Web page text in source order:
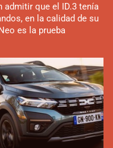
admitir que el ID.3 tenía
en la calidad de su
es la prueba